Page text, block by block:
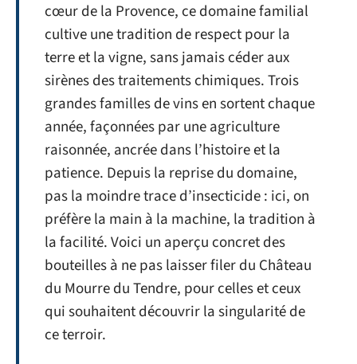
cœur de la Provence, ce domaine familial
cultive une tradition de respect pour la
terre et la vigne, sans jamais céder aux
sirènes des traitements chimiques. Trois
grandes familles de vins en sortent chaque
année, façonnées par une agriculture
raisonnée, ancrée dans l’histoire et la
patience. Depuis la reprise du domaine,
pas la moindre trace d’insecticide : ici, on
préfère la main à la machine, la tradition à
la facilité. Voici un aperçu concret des
bouteilles à ne pas laisser filer du Château
du Mourre du Tendre, pour celles et ceux
qui souhaitent découvrir la singularité de
ce terroir.